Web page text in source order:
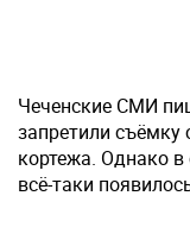
Чеченские СМИ
запретили
кортежа. Однако
всё-таки